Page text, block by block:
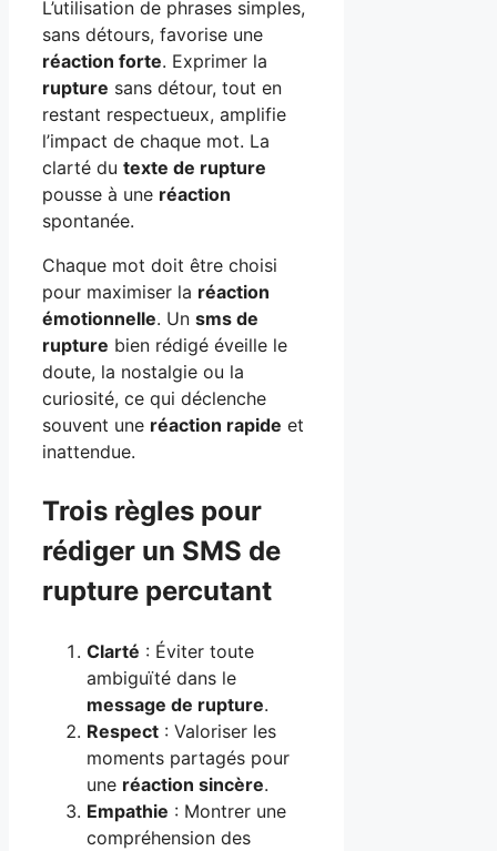
L’utilisation de phrases simples,
sans détours, favorise une
réaction forte. Exprimer la
rupture sans détour, tout en
restant respectueux, amplifie
l’impact de chaque mot. La
clarté du texte de rupture
pousse à une réaction
spontanée.
Chaque mot doit être choisi
pour maximiser la réaction
émotionnelle. Un sms de
rupture bien rédigé éveille le
doute, la nostalgie ou la
curiosité, ce qui déclenche
souvent une réaction rapide et
inattendue.
Trois règles pour
rédiger un SMS de
rupture percutant
Clarté : Éviter toute
ambiguïté dans le
message de rupture.
Respect : Valoriser les
moments partagés pour
une réaction sincère.
Empathie : Montrer une
compréhension des